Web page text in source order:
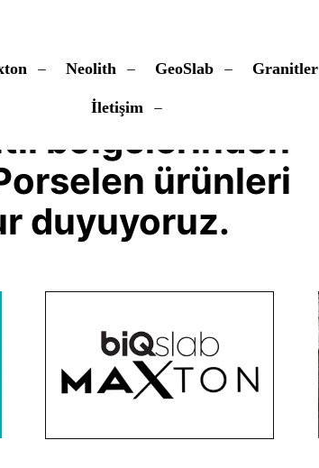
Neolith GeoSlab Granitler
İletişim
bölgelerinden
ürünleri
duyuyoruz.